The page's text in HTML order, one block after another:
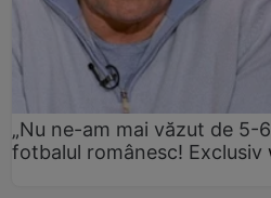
„Nu ne-am mai văzut de 5-
fotbalul românesc! Exclusiv